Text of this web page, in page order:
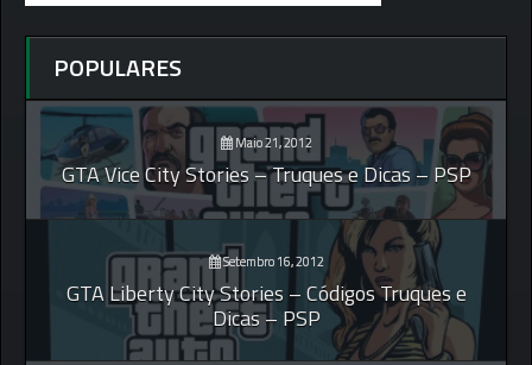
POPULARES
Maio 21, 2012
GTA Vice City Stories – Truques e Dicas – PSP
Setembro 16, 2012
GTA Liberty City Stories – Códigos Truques e
Dicas – PSP